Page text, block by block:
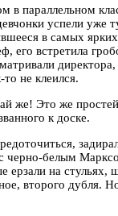
в параллельном
успели уже
в самых
его встретила
директора,
не клеился.
же! Это же
к доске.
с черно-белым
ерзали на стульях,
второго дубля.